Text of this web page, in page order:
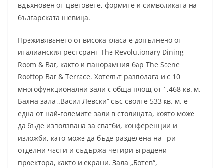
вдъхновен от цветовете, формите и символиката на
българската шевица.
Преживяването от висока класа е допълнено от
италианския ресторант The Revolutionary Dining
Room & Bar, както и панорамния бар The Scene
Rooftop Bar & Terrace. Хотелът разполага и с 10
многофункционални зали с обща площ от 1,468 кв. м.
Бална зала „Васил Левски“ със своите 533 кв. м. е
една от най-големите зали в столицата, която може
да бъде използвана за сватби, конференции и
изложби, като може да бъде разделена на три
отделни части и съдържа четири вградени
проектора, както и екрани. Зала „Ботев“,